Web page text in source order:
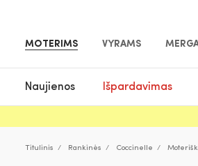
MOTERIMS VYRAMS
Naujienos Išpardavimas
Titulinis Rankinės Coccinelle